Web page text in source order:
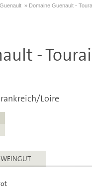
» Domaine Guenault -
-
Loire